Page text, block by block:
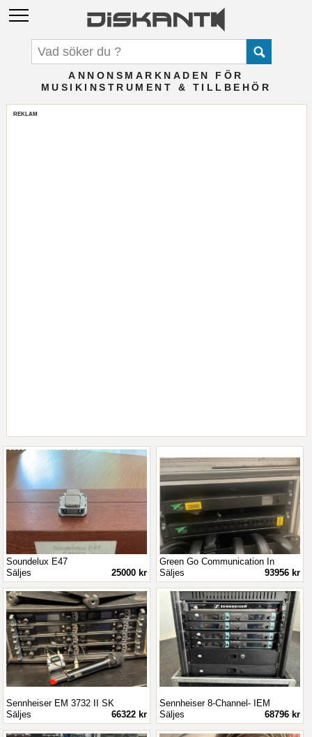
ANNONSMARKNADEN FÖR
MUSIKINSTRUMENT & TILLBEHÖR
REKLAM
Soundelux E47
25000 kr
Säljes
Green Go Communication In
93956 kr
Säljes
Sennheiser EM 3732 II SK
66322 kr
Säljes
Sennheiser 8-Channel- IEM
68796 kr
Säljes